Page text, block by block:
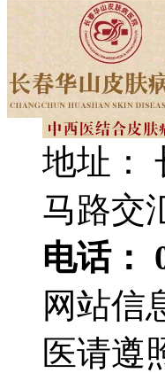
地址：
马路交
电话：
网站信
医请遵